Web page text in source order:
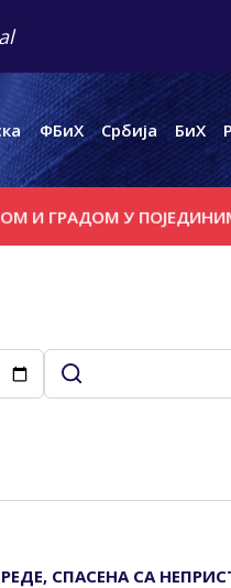
ФБиХ Србија БиХ
У ПОЈЕДИНИМ
СПАСЕНА СА